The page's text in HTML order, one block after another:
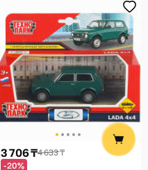
3 706 ₸4 633 ₸
-20%